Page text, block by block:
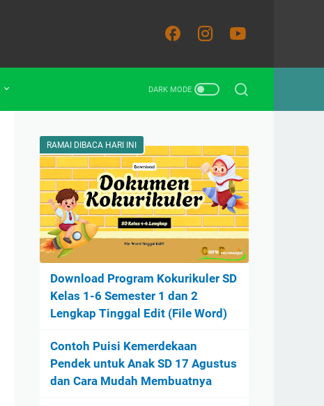
RAMAI DIBACA HARI INI
Download Program Kokurikuler SD
Kelas 1-6 Semester 1 dan 2
Lengkap Tinggal Edit (File Word)
Contoh Puisi Kemerdekaan
Pendek untuk Anak SD 17 Agustus
dan Cara Mudah Membuatnya